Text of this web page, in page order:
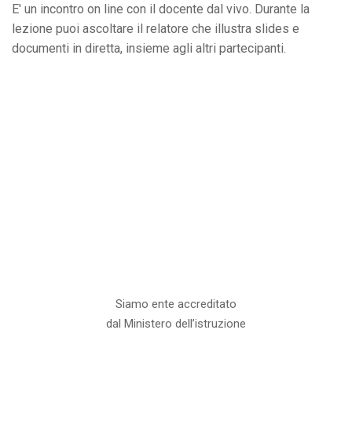
E' un incontro on line con il docente dal vivo. Durante la
lezione puoi ascoltare il relatore che illustra slides e
documenti in diretta, insieme agli altri partecipanti.
Siamo ente accreditato
dal Ministero dell’istruzione